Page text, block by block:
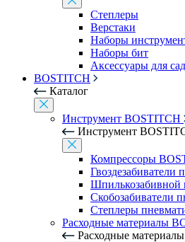
Степлеры
Верстаки
Наборы
Наборы бит
Аксессуары для
BOSTITCH
Каталог
Инструмент BOSTITCH
Инструмент
Компрессоры
Гвоздезабиватели
Шпилькозабивной
Скобозабиватели
Степлеры
Расходные материалы
Расходные